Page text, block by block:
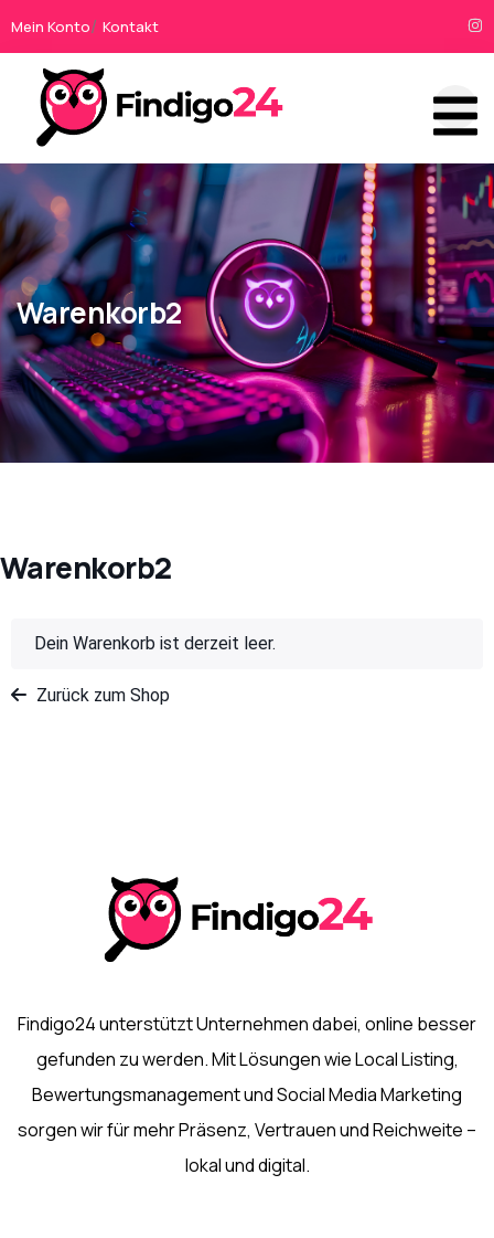
Mein Konto Kontakt
Warenkorb2
Warenkorb2
Dein Warenkorb ist derzeit leer.
Zurück zum Shop
Findigo24 unterstützt Unternehmen dabei, online besser
gefunden zu werden. Mit Lösungen wie Local Listing,
Bewertungsmanagement und Social Media Marketing
sorgen wir für mehr Präsenz, Vertrauen und Reichweite –
lokal und digital.